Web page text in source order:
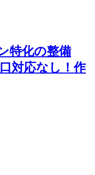
特化の整備
対応なし！作